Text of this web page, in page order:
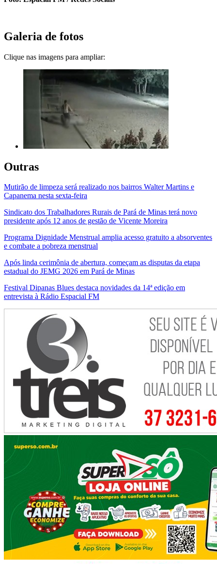
Galeria de fotos
Clique nas imagens para ampliar:
Outras
Mutirão de limpeza será realizado nos bairros Walter Martins e
Capanema nesta sexta-feira
Sindicato dos Trabalhadores Rurais de Pará de Minas terá novo
presidente após 12 anos de gestão de Vicente Moreira
Programa Dignidade Menstrual amplia acesso gratuito a absorventes
e combate a pobreza menstrual
Após linda cerimônia de abertura, começam as disputas da etapa
estadual do JEMG 2026 em Pará de Minas
Festival Dipanas Blues destaca novidades da 14ª edição em
entrevista à Rádio Espacial FM